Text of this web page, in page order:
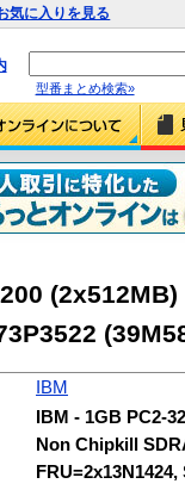
気に入りを見る
型番まとめ検索»
IBM
IBM - 1GB PC2-
Non Chipkill
FRU=2x13N1424,